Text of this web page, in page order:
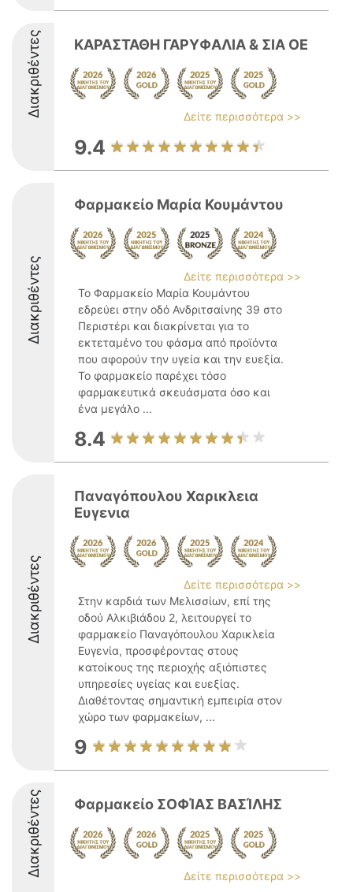
Διακριθέντες ΚΑΡΑΣΤΑΘΗ ΓΑΡΥΦΑΛΙΑ & ΣΙΑ ΟΕ
Δείτε περισσότερα >>
9.4
Διακριθέντες
Φαρμακείο Μαρία Κουμάντου
Δείτε περισσότερα >>
Το Φαρμακείο Μαρία Κουμάντου
εδρεύει στην οδό Ανδριτσαίνης 39 στο
Περιστέρι και διακρίνεται για το
εκτεταμένο του φάσμα από προϊόντα
που αφορούν την υγεία και την ευεξία.
Το φαρμακείο παρέχει τόσο
φαρμακευτικά σκευάσματα όσο και
ένα μεγάλο ...
8.4
Διακριθέντες
Παναγόπουλου Χαρικλεια
Ευγενια
Δείτε περισσότερα >>
Στην καρδιά των Μελισσίων, επί της
οδού Αλκιβιάδου 2, λειτουργεί το
φαρμακείο Παναγόπουλου Χαρικλεία
Ευγενία, προσφέροντας στους
κατοίκους της περιοχής αξιόπιστες
υπηρεσίες υγείας και ευεξίας.
Διαθέτοντας σημαντική εμπειρία στον
χώρο των φαρμακείων, ...
9
Διακριθέντες Φαρμακείο ΣΟΦΊΑΣ ΒΑΣΊΛΗΣ
Δείτε περισσότερα >>